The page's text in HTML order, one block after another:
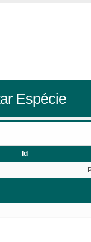
Espécie
Id